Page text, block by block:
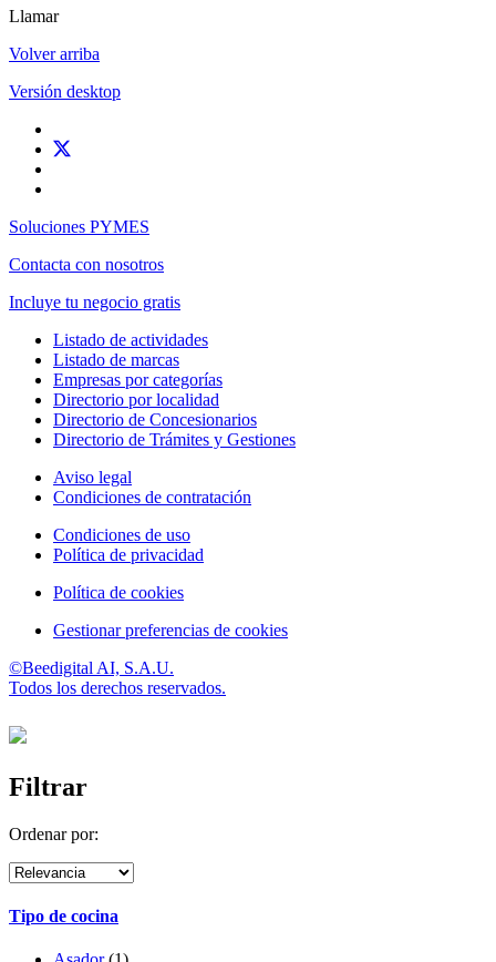
Llamar
Volver arriba
Versión desktop
Soluciones PYMES
Contacta con nosotros
Incluye tu negocio gratis
Listado de actividades
Listado de marcas
Empresas por categorías
Directorio por localidad
Directorio de Concesionarios
Directorio de Trámites y Gestiones
Aviso legal
Condiciones de contratación
Condiciones de uso
Política de privacidad
Política de cookies
Gestionar preferencias de cookies
©Beedigital AI, S.A.U.
Todos los derechos reservados.
Filtrar
Ordenar por:
Tipo de cocina